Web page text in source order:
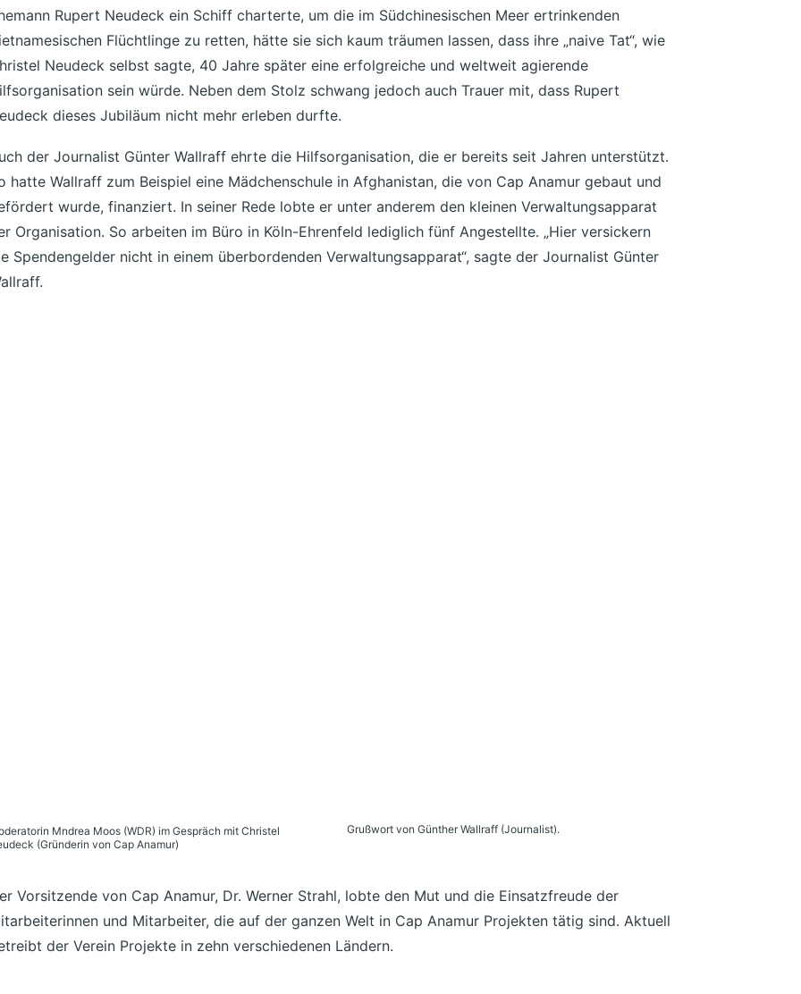
Rupert Neudeck ein Schiff charterte, um die im Südchinesischen Meer ertrinkenden
Flüchtlinge zu retten, hätte sie sich kaum träumen lassen, dass ihre „naive Tat“, wie
Neudeck selbst sagte, 40 Jahre später eine erfolgreiche und weltweit agierende
sein würde. Neben dem Stolz schwang jedoch auch Trauer mit, dass Rupert
dieses Jubiläum nicht mehr erleben durfte.
der Journalist Günter Wallraff ehrte die Hilfsorganisation, die er bereits seit Jahren unterstützt.
hatte Wallraff zum Beispiel eine Mädchenschule in Afghanistan, die von Cap Anamur gebaut und
wurde, finanziert. In seiner Rede lobte er unter anderem den kleinen Verwaltungsapparat
Organisation. So arbeiten im Büro in Köln-Ehrenfeld lediglich fünf Angestellte. „Hier versickern
Spendengelder nicht in einem überbordenden Verwaltungsapparat“, sagte der Journalist Günter
Mndrea Moos (WDR) im Gespräch mit Christel
(Gründerin von Cap Anamur)
Grußwort von Günther Wallraff (Journalist).
Vorsitzende von Cap Anamur, Dr. Werner Strahl, lobte den Mut und die Einsatzfreude der
und Mitarbeiter, die auf der ganzen Welt in Cap Anamur Projekten tätig sind. Aktuell
der Verein Projekte in zehn verschiedenen Ländern.